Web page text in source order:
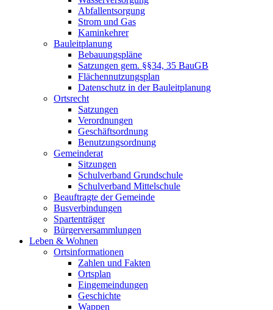
Abfallentsorgung
Strom und Gas
Kaminkehrer
Bauleitplanung
Bebauungspläne
Satzungen gem. §§34, 35 BauGB
Flächennutzungsplan
Datenschutz in der Bauleitplanung
Ortsrecht
Satzungen
Verordnungen
Geschäftsordnung
Benutzungsordnung
Gemeinderat
Sitzungen
Schulverband Grundschule
Schulverband Mittelschule
Beauftragte der Gemeinde
Busverbindungen
Spartenträger
Bürgerversammlungen
Leben & Wohnen
Ortsinformationen
Zahlen und Fakten
Ortsplan
Eingemeindungen
Geschichte
Wappen